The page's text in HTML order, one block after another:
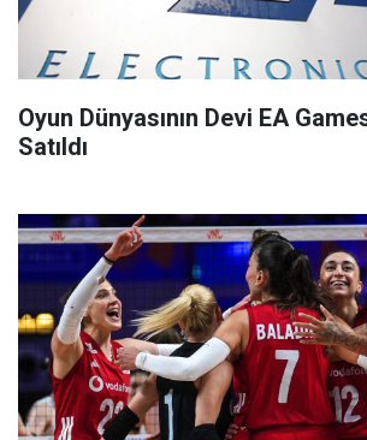
Oyun Dünyasının Devi EA
Satıldı